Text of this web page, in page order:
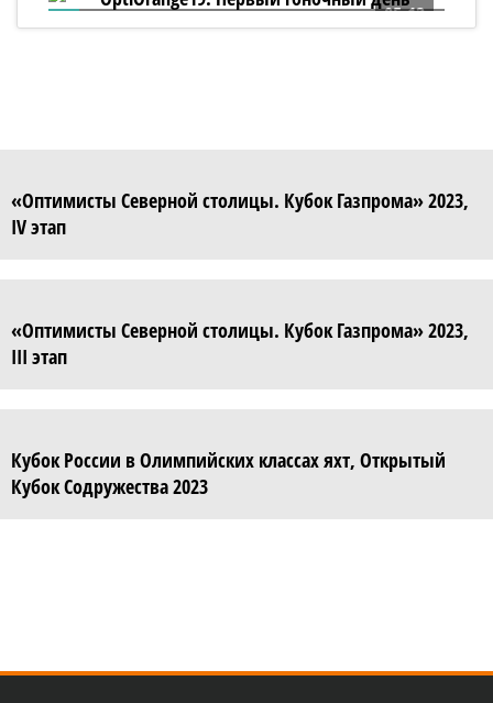
05:13
OptiOrange19. Первый гоночный день
«Оптимисты Северной столицы. Кубок Газпрома» 2023,
IV этап
«Оптимисты Северной столицы. Кубок Газпрома» 2023,
III этап
Кубок России в Олимпийских классах яхт, Открытый
Кубок Содружества 2023